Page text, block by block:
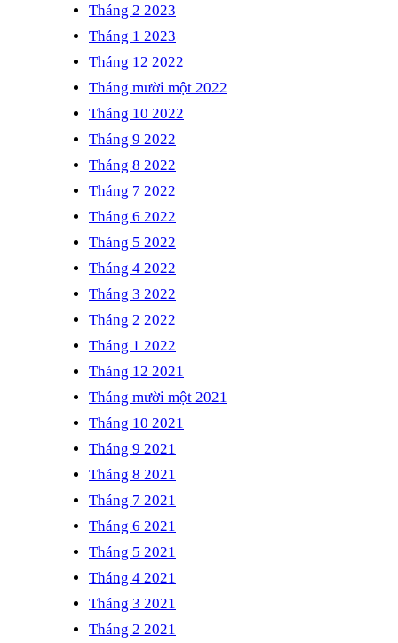
Tháng 2 2023
Tháng 1 2023
Tháng 12 2022
Tháng mười một 2022
Tháng 10 2022
Tháng 9 2022
Tháng 8 2022
Tháng 7 2022
Tháng 6 2022
Tháng 5 2022
Tháng 4 2022
Tháng 3 2022
Tháng 2 2022
Tháng 1 2022
Tháng 12 2021
Tháng mười một 2021
Tháng 10 2021
Tháng 9 2021
Tháng 8 2021
Tháng 7 2021
Tháng 6 2021
Tháng 5 2021
Tháng 4 2021
Tháng 3 2021
Tháng 2 2021